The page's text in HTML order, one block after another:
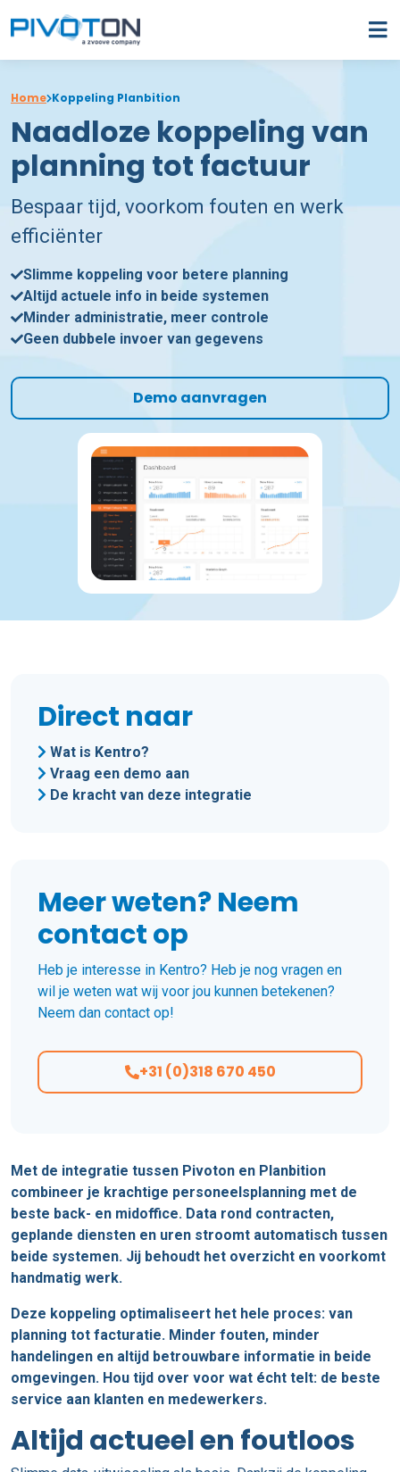
Home Koppeling Planbition
Naadloze koppeling van
planning tot factuur
Bespaar tijd, voorkom fouten en werk
efficiënter
Slimme koppeling voor betere planning
Altijd actuele info in beide systemen
Minder administratie, meer controle
Geen dubbele invoer van gegevens
Demo aanvragen
Direct naar
Wat is Kentro?
Vraag een demo aan
De kracht van deze integratie
Meer weten? Neem
contact op
Heb je interesse in Kentro? Heb je nog vragen en
wil je weten wat wij voor jou kunnen betekenen?
Neem dan contact op!
+31 (0)318 670 450
Met de integratie tussen Pivoton en Planbition
combineer je krachtige personeelsplanning met de
beste back- en midoffice. Data rond contracten,
geplande diensten en uren stroomt automatisch tussen
beide systemen. Jij behoudt het overzicht en voorkomt
handmatig werk.
Deze koppeling optimaliseert het hele proces: van
planning tot facturatie. Minder fouten, minder
handelingen en altijd betrouwbare informatie in beide
omgevingen. Hou tijd over voor wat écht telt: de beste
service aan klanten en medewerkers.
Altijd actueel en foutloos